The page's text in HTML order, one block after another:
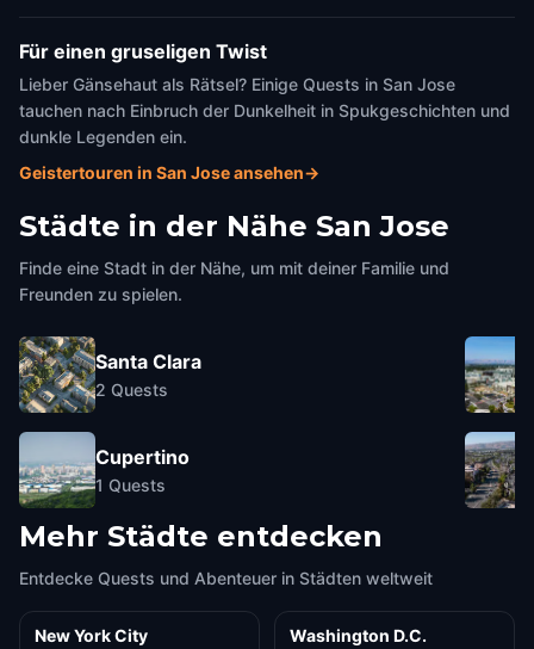
Für einen gruseligen Twist
Lieber Gänsehaut als Rätsel? Einige Quests in San Jose
tauchen nach Einbruch der Dunkelheit in Spukgeschichten und
dunkle Legenden ein.
Geistertouren in San Jose ansehen→
Städte in der Nähe San Jose
Finde eine Stadt in der Nähe, um mit deiner Familie und
Freunden zu spielen.
Santa Clara
2 Quests
Cupertino
1 Quests
Mehr Städte entdecken
Entdecke Quests und Abenteuer in Städten weltweit
New York City Washington D.C.